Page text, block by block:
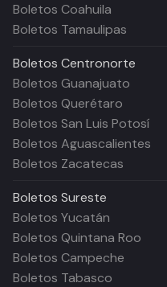
Boletos Coahuila
Boletos Tamaulipas
Boletos Centronorte
Boletos Guanajuato
Boletos Querétaro
Boletos San Luis Potosí
Boletos Aguascalientes
Boletos Zacatecas
Boletos Sureste
Boletos Yucatán
Boletos Quintana Roo
Boletos Campeche
Boletos Tabasco